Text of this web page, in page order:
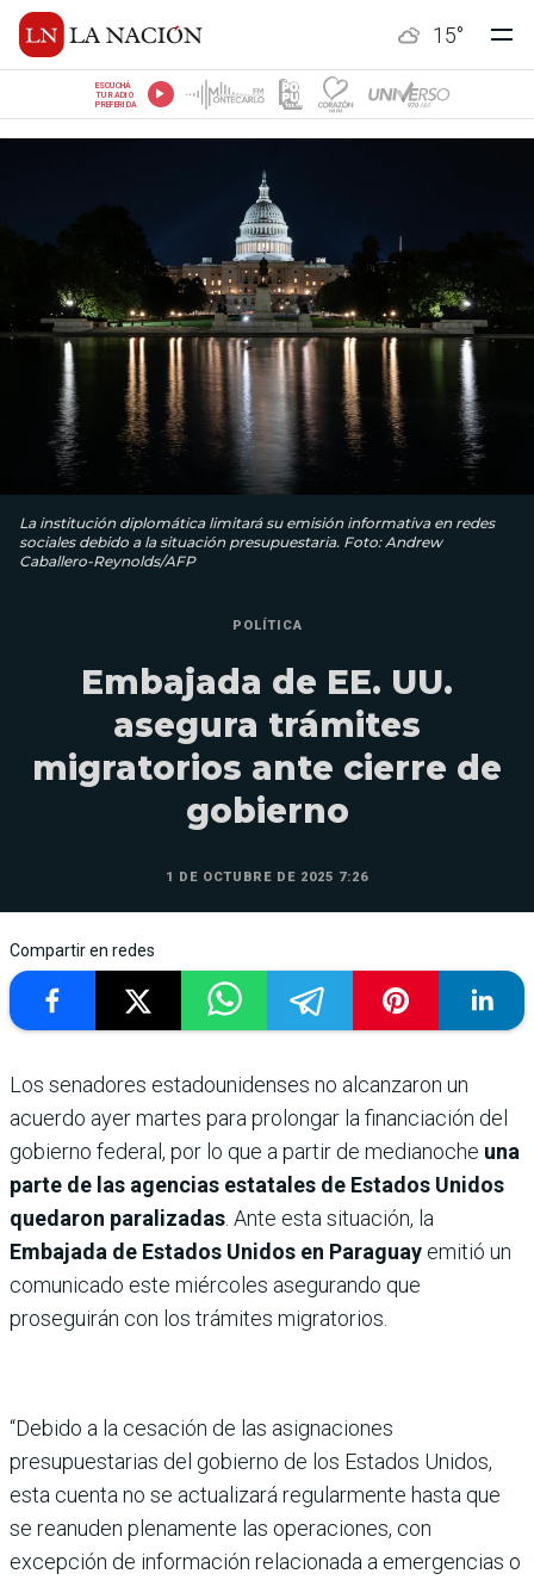
15°
ESCUCHÁ
TU RADIO
PREFERIDA
La institución diplomática limitará su emisión informativa en redes
sociales debido a la situación presupuestaria. Foto: Andrew
Caballero-Reynolds/AFP
POLÍTICA
Embajada de EE. UU.
asegura trámites
migratorios ante cierre de
gobierno
1 DE OCTUBRE DE 2025 7:26
Compartir en redes
Los senadores estadounidenses no alcanzaron un
acuerdo ayer martes para prolongar la financiación del
gobierno federal, por lo que a partir de medianoche una
parte de las agencias estatales de Estados Unidos
quedaron paralizadas . Ante esta situación, la
Embajada de Estados Unidos en Paraguay emitió un
comunicado este miércoles asegurando que
proseguirán con los trámites migratorios.
“Debido a la cesación de las asignaciones
presupuestarias del gobierno de los Estados Unidos,
esta cuenta no se actualizará regularmente hasta que
se reanuden plenamente las operaciones, con
excepción de información relacionada a emergencias o